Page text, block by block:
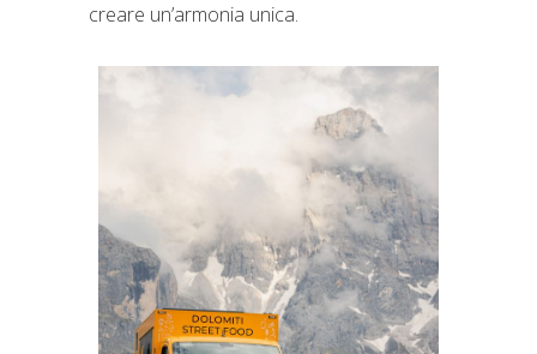
creare un’armonia unica.